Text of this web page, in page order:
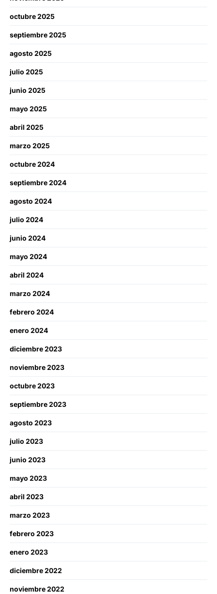
octubre 2025
septiembre 2025
agosto 2025
julio 2025
junio 2025
mayo 2025
abril 2025
marzo 2025
octubre 2024
septiembre 2024
agosto 2024
julio 2024
junio 2024
mayo 2024
abril 2024
marzo 2024
febrero 2024
enero 2024
diciembre 2023
noviembre 2023
octubre 2023
septiembre 2023
agosto 2023
julio 2023
junio 2023
mayo 2023
abril 2023
marzo 2023
febrero 2023
enero 2023
diciembre 2022
noviembre 2022